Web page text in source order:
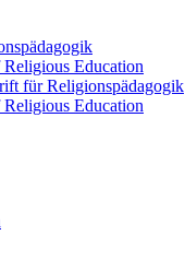
Education
für Religionspädagogik
Education